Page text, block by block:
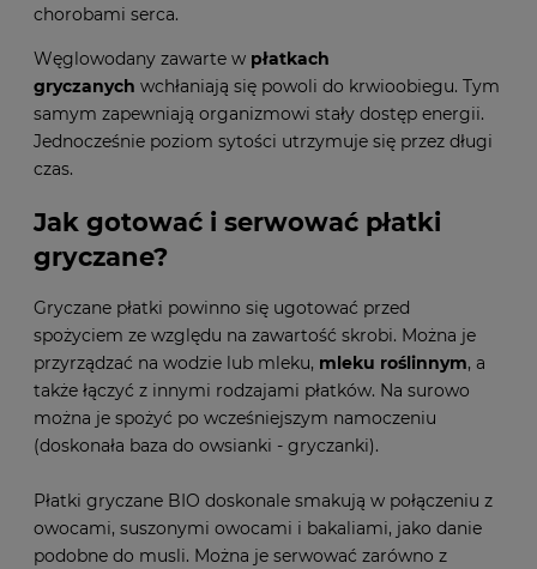
chorobami serca.
Węglowodany zawarte w płatkach
gryczanych wchłaniają się powoli do krwioobiegu. Tym
samym zapewniają organizmowi stały dostęp energii.
Jednocześnie poziom sytości utrzymuje się przez długi
czas.
Jak gotować i serwować płatki
gryczane?
Gryczane płatki powinno się ugotować przed
spożyciem ze względu na zawartość skrobi. Można je
przyrządzać na wodzie lub mleku, mleku roślinnym, a
także łączyć z innymi rodzajami płatków. Na surowo
można je spożyć po wcześniejszym namoczeniu
(doskonała baza do owsianki - gryczanki).
Płatki gryczane BIO doskonale smakują w połączeniu z
owocami, suszonymi owocami i bakaliami, jako danie
podobne do musli. Można je serwować zarówno z